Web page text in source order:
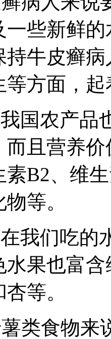
一些新鲜
持牛皮癣
等方面，
国农产品
而且营养
B2、维
等。
我们吃的
水果也富
等。
类食物来